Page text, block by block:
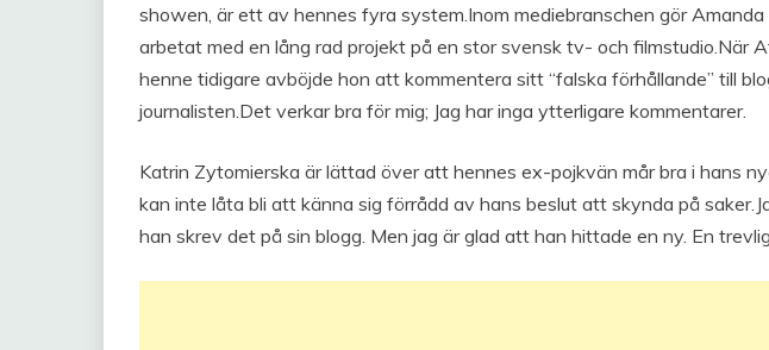
showen, är ett av hennes fyra system.Inom mediebranschen gör
arbetat med en lång rad projekt på en stor svensk tv- och filmstudio.När
henne tidigare avböjde hon att kommentera sitt “falska förhållande” till
journalisten.Det verkar bra för mig; Jag har inga ytterligare kommentarer.
Katrin Zytomierska är lättad över att hennes ex-pojkvän mår bra i hans
kan inte låta bli att känna sig förrådd av hans beslut att skynda på
han skrev det på sin blogg. Men jag är glad att han hittade en ny. En